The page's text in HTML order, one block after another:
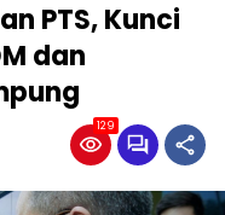
PTS, Kunci
dan
129